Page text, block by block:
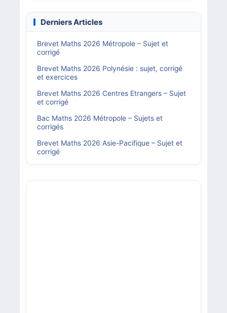
Derniers Articles
Brevet Maths 2026 Métropole – Sujet et
corrigé
Brevet Maths 2026 Polynésie : sujet, corrigé
et exercices
Brevet Maths 2026 Centres Etrangers – Sujet
et corrigé
Bac Maths 2026 Métropole – Sujets et
corrigés
Brevet Maths 2026 Asie-Pacifique – Sujet et
corrigé